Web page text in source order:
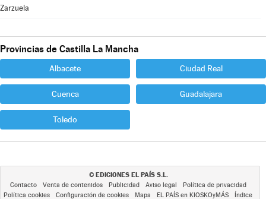
Zarzuela
Provincias de Castilla La Mancha
Albacete Ciudad Real
Cuenca Guadalajara
Toledo
© EDICIONES EL PAÍS S.L.
Contacto Venta de contenidos Publicidad Aviso legal
Política de privacidad
Política cookies
Configuración de cookies Mapa EL PAÍS en KIOSKOyMÁS Índice